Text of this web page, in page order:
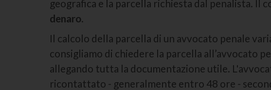
geografica e la parcella richiesta dal penalista.
denaro.
Il calcolo della parcella di un avvocato penale
consigliamo di chiedere la parcella all’avvocato
allegando tutta la documentazione utile.
ricontattato - generalmente entro 48 ore -